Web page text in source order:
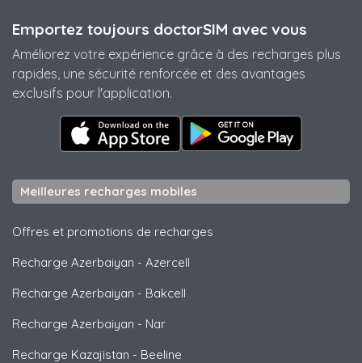
Emportez toujours doctorSIM avec vous
Améliorez votre expérience grâce à des recharges plus
rapides, une sécurité renforcée et des avantages
exclusifs pour l'application.
Meilleures recharges mobiles
Offres et promotions de recharges
Recharge Azerbaiyan - Azercell
Recharge Azerbaiyan - Bakcell
Recharge Azerbaiyan - Nar
Recharge Kazajistan - Beeline